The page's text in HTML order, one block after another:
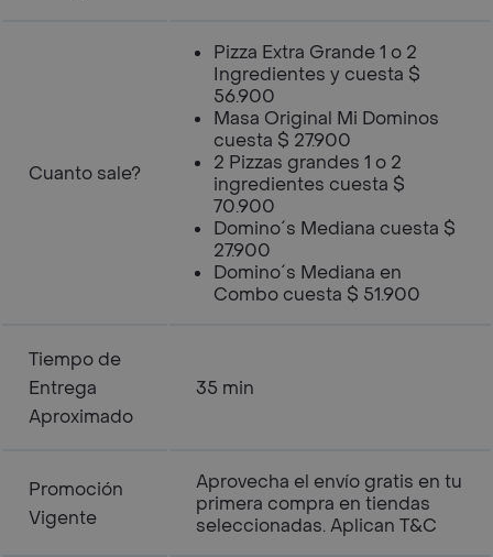
Cuanto sale?
Pizza Extra Grande 1 o 2
Ingredientes y cuesta $
56.900
Masa Original Mi Dominos
cuesta $ 27.900
2 Pizzas grandes 1 o 2
ingredientes cuesta $
70.900
Domino´s Mediana cuesta $
27.900
Domino´s Mediana en
Combo cuesta $ 51.900
Tiempo de
Entrega
Aproximado
35 min
Promoción
Vigente
Aprovecha el envío gratis en tu
primera compra en tiendas
seleccionadas. Aplican T&C